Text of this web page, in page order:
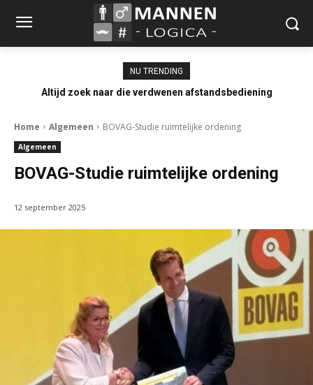
NU TRENDING
Altijd zoek naar die verdwenen afstandsbediening
Home Algemeen BOVAG-Studie ruimtelijke ordening
Algemeen
BOVAG-Studie ruimtelijke ordening
12 september 2025